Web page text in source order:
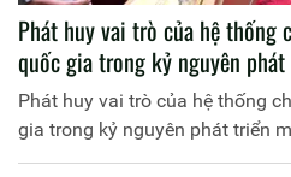
Phát huy vai trò của hệ thống
quốc gia trong kỷ nguyên
Phát huy vai trò của hệ thống
gia trong kỷ nguyên phát triển